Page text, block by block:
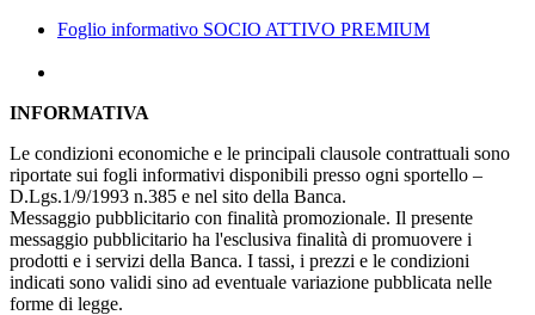
Foglio informativo SOCIO ATTIVO PREMIUM
INFORMATIVA
Le condizioni economiche e le principali clausole contrattuali sono
riportate sui fogli informativi disponibili presso ogni sportello –
D.Lgs.1/9/1993 n.385 e nel sito della Banca.
Messaggio pubblicitario con finalità promozionale. Il presente
messaggio pubblicitario ha l'esclusiva finalità di promuovere i
prodotti e i servizi della Banca. I tassi, i prezzi e le condizioni
indicati sono validi sino ad eventuale variazione pubblicata nelle
forme di legge.